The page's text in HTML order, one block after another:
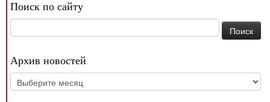
Поиск по сайту
Архив новостей
Архив
новостей